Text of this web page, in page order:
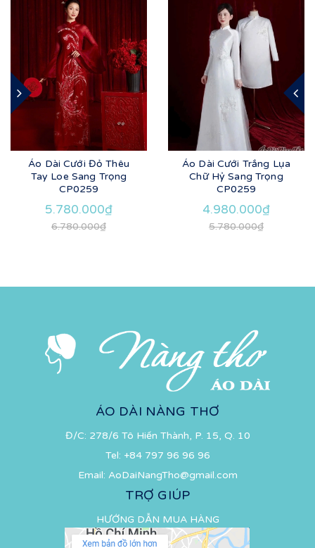
Áo Dài Cưới Đỏ Thêu
Tay Loe Sang Trọng
CP0259
5.780.000₫
6.780.000₫
Áo Dài Cưới Trắng Lụa
Chữ Hỷ Sang Trọng
CP0259
4.980.000₫
5.780.000₫
ÁO DÀI NÀNG THƠ
Đ/C: 278/6 Tô Hiến Thành, P. 15, Q. 10
Tel: +84 797 96 96 96
Email: AoDaiNangTho@gmail.com
TRỢ GIÚP
HƯỚNG DẪN MUA HÀNG